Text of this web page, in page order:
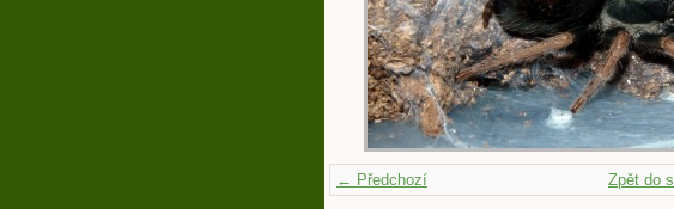
← Předchozí Zpět do